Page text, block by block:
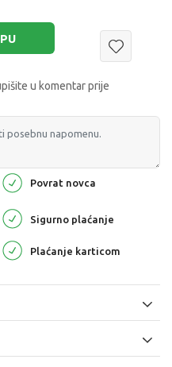
u komentar prije
Povrat novca
Sigurno plaćanje
Plaćanje karticom